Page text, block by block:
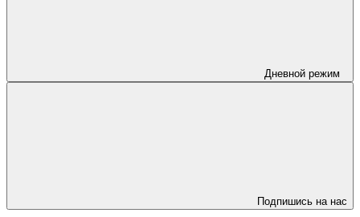
Дневной режим
Подпишись на нас